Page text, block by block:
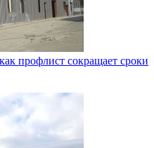
профлист сокращает сроки